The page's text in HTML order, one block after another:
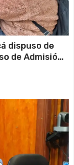
dispuso de
de Admisión